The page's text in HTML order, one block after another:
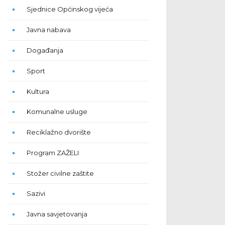
Sjednice Općinskog vijeća
Javna nabava
Događanja
Sport
Kultura
Komunalne usluge
Reciklažno dvorište
Program ZAŽELI
Stožer civilne zaštite
Sazivi
Javna savjetovanja